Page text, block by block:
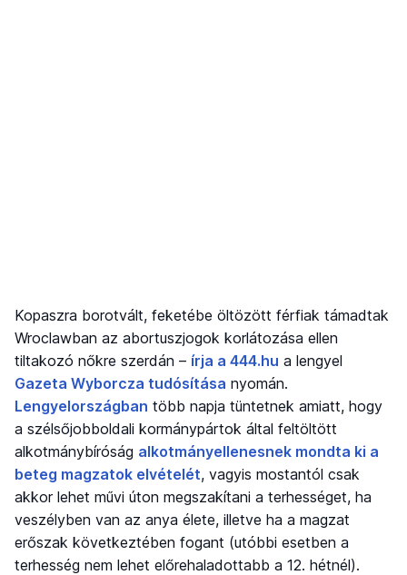
Kopaszra borotvált, feketébe öltözött férfiak támadtak
Wroclawban az abortuszjogok korlátozása ellen
tiltakozó nőkre szerdán – írja a 444.hu a lengyel
Gazeta Wyborcza tudósítása nyomán.
Lengyelországban több napja tüntetnek amiatt, hogy
a szélsőjobboldali kormánypártok által feltöltött
alkotmánybíróság alkotmányellenesnek mondta ki a
beteg magzatok elvételét, vagyis mostantól csak
akkor lehet művi úton megszakítani a terhességet, ha
veszélyben van az anya élete, illetve ha a magzat
erőszak következtében fogant (utóbbi esetben a
terhesség nem lehet előrehaladottabb a 12. hétnél).